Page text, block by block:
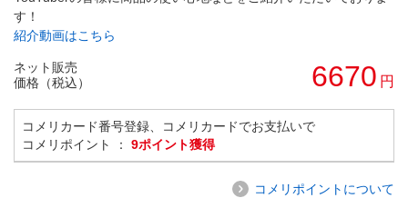
す！
紹介動画はこちら
ネット販売
価格（税込）
6670 円
コメリカード番号登録、コメリカードでお支払いで
コメリポイント ： 9ポイント獲得
コメリポイントについて